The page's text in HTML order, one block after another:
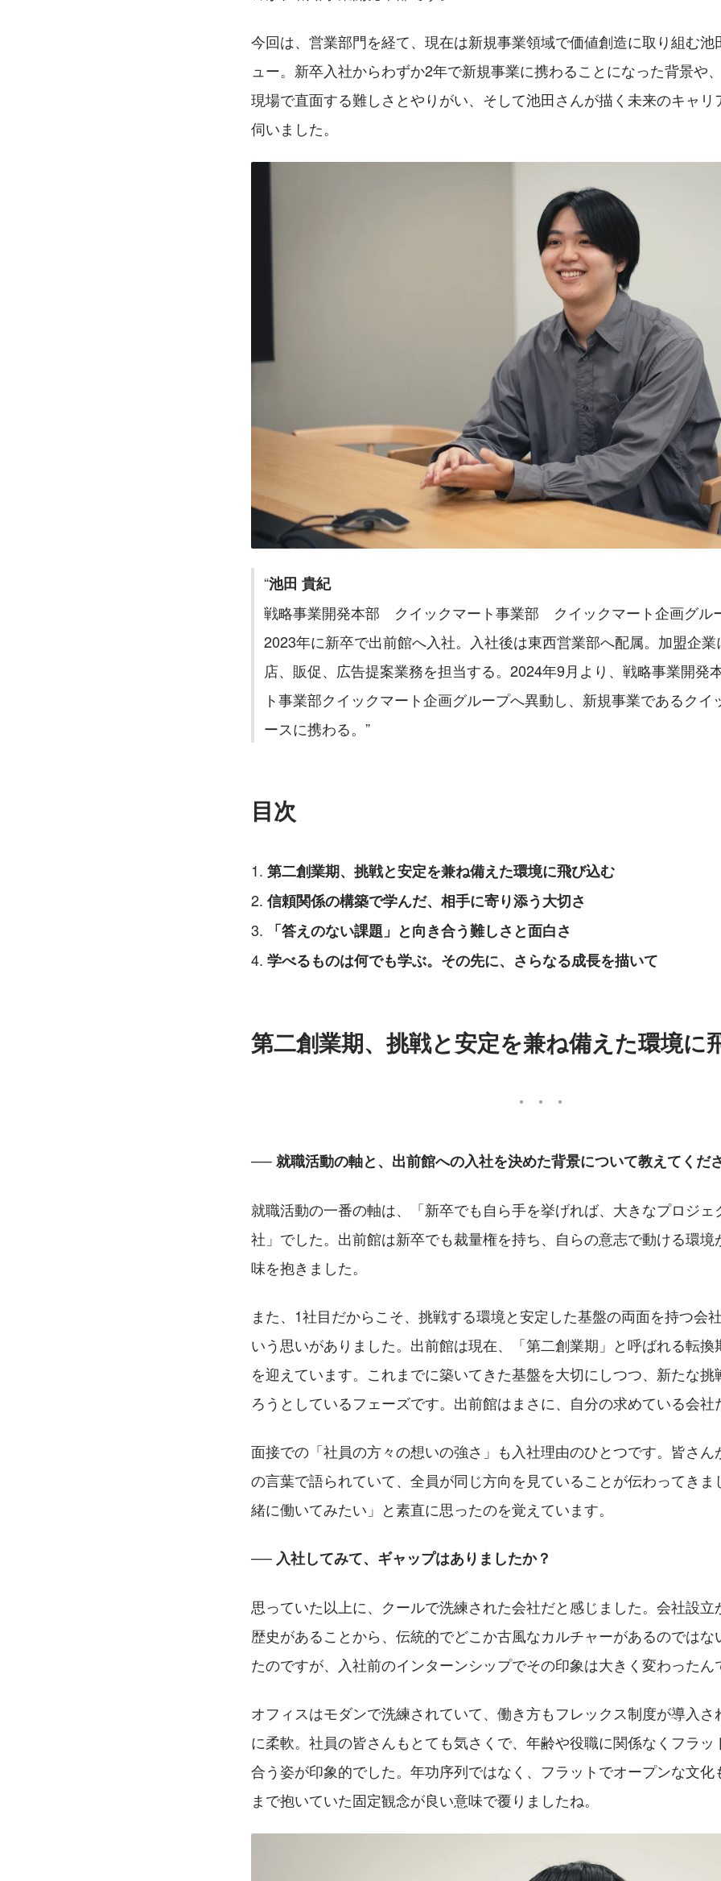
今回は、営業部門を経て、現在は新規事業領域で価値創造に取り組む池
ュー。新卒入社からわずか2年で新規事業に携わることになった背景や
現場で直面する難しさとやりがい、そして池田さんが描く未来のキャリ
伺いました。
池田 貴紀
戦略事業開発本部　クイックマート事業部　クイックマート企画グル
2023年に新卒で出前館へ入社。入社後は東西営業部へ配属。加盟企
店、販促、広告提案業務を担当する。2024年9月より、戦略事業開発
ト事業部クイックマート企画グループへ異動し、新規事業であるクイ
ースに携わる。
目次
第二創業期、挑戦と安定を兼ね備えた環境に飛び込む
信頼関係の構築で学んだ、相手に寄り添う大切さ
「答えのない課題」と向き合う難しさと面白さ
学べるものは何でも学ぶ。その先に、さらなる成長を描いて
第二創業期、挑戦と安定を兼ね備えた環境に
── 就職活動の軸と、出前館への入社を決めた背景について教えてくだ
就職活動の一番の軸は、「新卒でも自ら手を挙げれば、大きなプロジェ
社」でした。出前館は新卒でも裁量権を持ち、自らの意志で動ける環境
味を抱きました。
また、1社目だからこそ、挑戦する環境と安定した基盤の両面を持つ会
いう思いがありました。出前館は現在、「第二創業期」と呼ばれる転換
を迎えています。これまでに築いてきた基盤を大切にしつつ、新たな
ろうとしているフェーズです。出前館はまさに、自分の求めている会
面接での「社員の方々の想いの強さ」も入社理由のひとつです。皆さん
の言葉で語られていて、全員が同じ方向を見ていることが伝わってきま
緒に働いてみたい」と素直に思ったのを覚えています。
── 入社してみて、ギャップはありましたか？
思っていた以上に、クールで洗練された会社だと感じました。会社設立
歴史があることから、伝統的でどこか古風なカルチャーがあるのではな
たのですが、入社前のインターンシップでその印象は大きく変わったん
オフィスはモダンで洗練されていて、働き方もフレックス制度が導入さ
に柔軟。社員の皆さんもとても気さくで、年齢や役職に関係なくフラッ
合う姿が印象的でした。年功序列ではなく、フラットでオープンな文化
まで抱いていた固定観念が良い意味で覆りましたね。